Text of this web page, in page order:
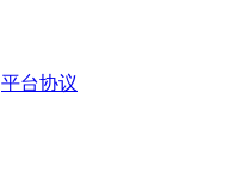
平台协议